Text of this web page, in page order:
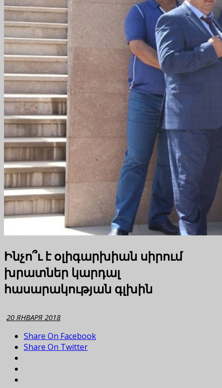
Ինչո՞ւ է օլիգարխիան սիրում
խրատներ կարդալ
հասարակության գլխին
20 ЯНВАРЯ 2018
Share On Facebook
Share On Twitter